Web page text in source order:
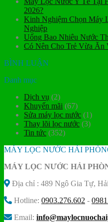
2026?
Kinh Nghiệm Chọn Máy
Nghiệp
Uống Bao Nhiêu Nước
Có Nên Cho Trẻ Vừa
BÌNH LUẬN
Danh mục
Dịch vụ (2)
Khuyến mãi (67)
Sửa máy lọc nước (1)
Thay lõi lọc nước (3)
Tin tức (352)
MÁY LỌC NƯỚC HẢI
MÁY LỌC NƯỚC HẢI
Địa chỉ : 489 Ngô Gia Tự,
Hotline: 0903.276.602 -
Email: